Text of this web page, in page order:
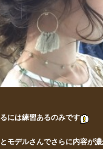
には練習あるのみです
モデルさんでさらに内容が